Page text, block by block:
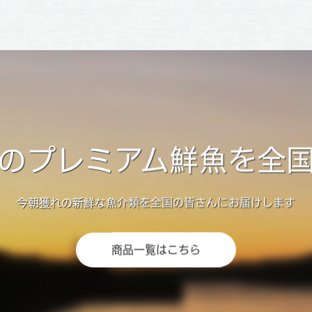
プレミアム鮮魚を全
今朝獲れの新鮮な魚介類を全国の皆さんにお届けします
商品一覧はこちら